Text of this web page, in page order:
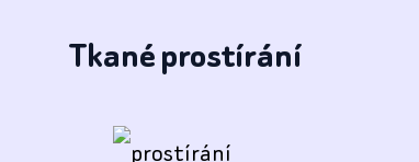
Tkané prostírání